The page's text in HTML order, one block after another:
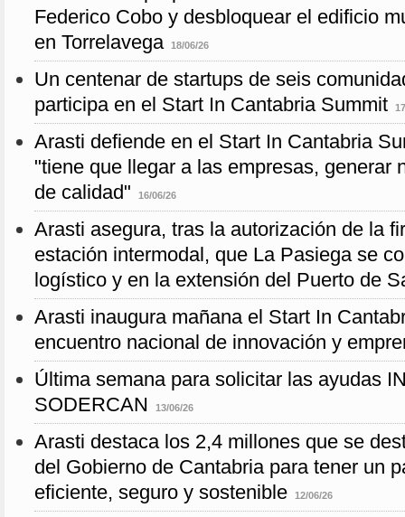
Federico Cobo y desbloquear el edificio
en Torrelavega
18/06/26
Un centenar de startups de seis
participa en el Start In Cantabria Summit
Arasti defiende en el Start In Cantabria
"tiene que llegar a las empresas, generar
de calidad"
16/06/26
Arasti asegura, tras la autorización de la
estación intermodal, que La Pasiega se
logístico y en la extensión del Puerto de
Arasti inaugura mañana el Start In
encuentro nacional de innovación y
Última semana para solicitar las ayudas
SODERCAN
13/06/26
Arasti destaca los 2,4 millones que se
del Gobierno de Cantabria para tener un
eficiente, seguro y sostenible
12/06/26